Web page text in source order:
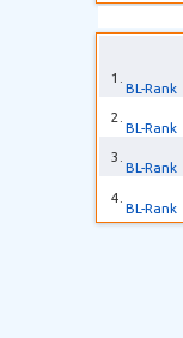
1.
BL-Rank
2.
BL-Rank
3.
BL-Rank
4.
BL-Rank